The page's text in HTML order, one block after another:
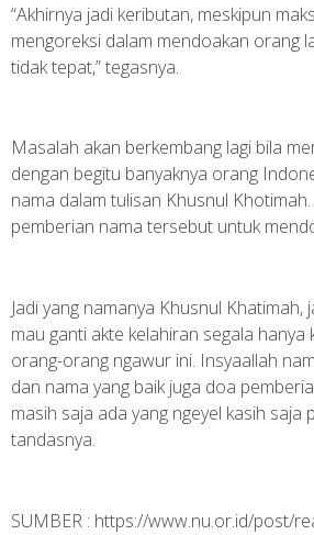
“Akhirnya jadi keributan, meskipun
mengoreksi dalam mendoakan orang
tidak tepat,” tegasnya.
Masalah akan berkembang lagi bila
dengan begitu banyaknya orang
nama dalam tulisan Khusnul
pemberian nama tersebut untuk
Jadi yang namanya Khusnul Khatimah,
mau ganti akte kelahiran segala hanya
orang-orang ngawur ini. Insyaallah
dan nama yang baik juga doa
masih saja ada yang ngeyel kasih saja
tandasnya.
SUMBER : https://www.nu.or.id/post/